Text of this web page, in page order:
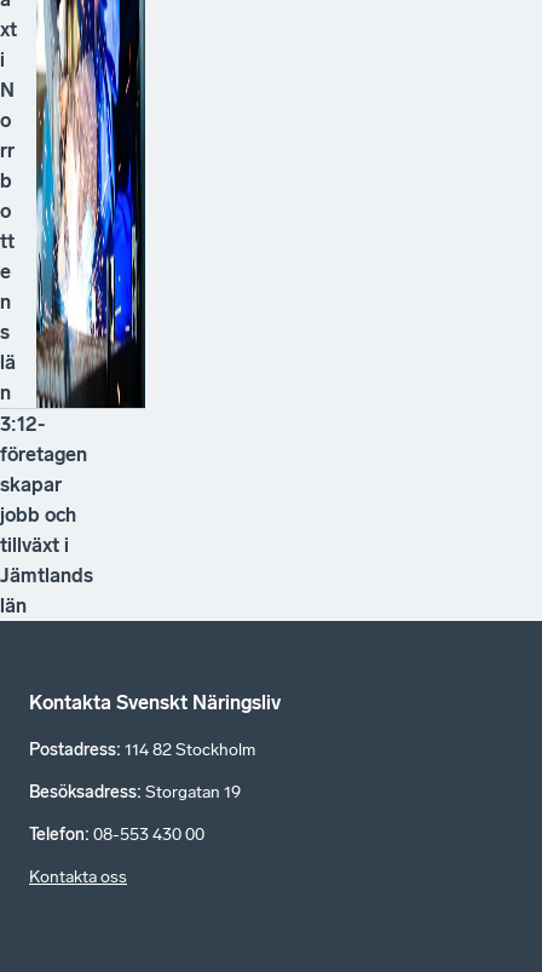
xt
i
N
o
rr
b
o
tt
e
n
s
lä
n
3:12-
företagen
skapar
jobb och
tillväxt i
Jämtlands
län
Kontakta Svenskt Näringsliv
Postadress: 114 82 Stockholm
Besöksadress: Storgatan 19
Telefon: 08-553 430 00
Kontakta oss